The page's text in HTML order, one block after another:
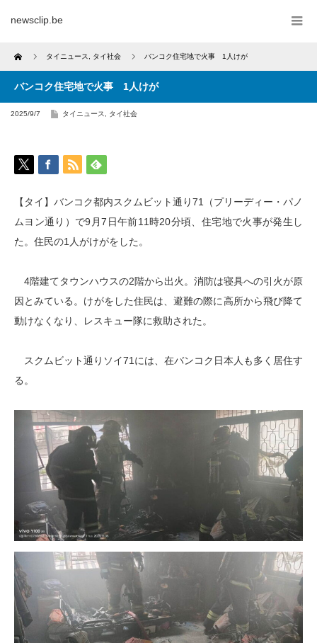
newsclip.be
Home タイニュース タイ社会 バンコク住宅地で火事 1人けが
バンコク住宅地で火事 1人けが
2025/9/7 タイニュース タイ社会
【タイ】バンコク都内スクムビット通り71（プリーディー・パノ
ムヨン通り）で9月7日午前11時20分頃、住宅地で火事が発生し
た。住民の1人がけがをした。
4階建てタウンハウスの2階から出火。消防は寝具への引火が原
因とみている。けがをした住民は、避難の際に高所から飛び降て
動けなくなり、レスキュー隊に救助された。
スクムビット通りソイ71には、在バンコク日本人も多く居住す
る。